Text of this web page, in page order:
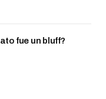
fue un bluff?